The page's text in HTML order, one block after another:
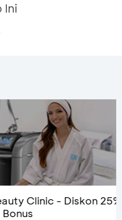
Ini
- Diskon 25% &